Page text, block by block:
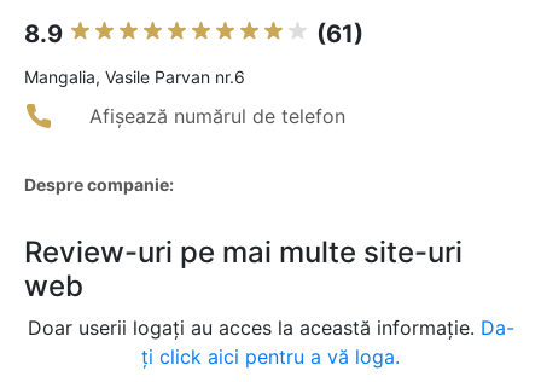
8.9 (61)
Mangalia, Vasile Parvan nr.6
Afișează numărul de telefon
Despre companie:
Review-uri pe mai multe site-uri
web
Doar userii logați au acces la această informație. Da-
ți click aici pentru a vă loga.